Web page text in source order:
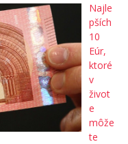
Najle
pších
10
Eúr,
ktoré
v
život
e
môže
te